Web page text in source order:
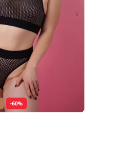
-60%